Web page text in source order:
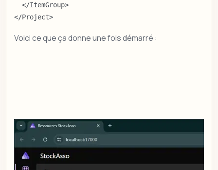
  </ItemGroup>
</Project>
Voici ce que ça donne une fois démarré :